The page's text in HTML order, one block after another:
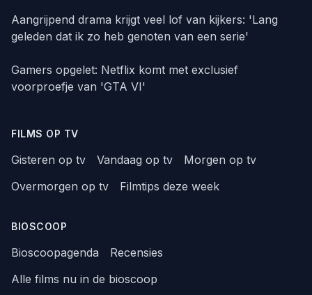
Aangrijpend drama krijgt veel lof van kijkers: 'Lang
geleden dat ik zo heb genoten van een serie'
Gamers opgelet: Netflix komt met exclusief
voorproefje van 'GTA VI'
FILMS OP TV
Gisteren op tv Vandaag op tv
Morgen op tv
Overmorgen op tv
Filmtips deze week
BIOSCOOP
Bioscoopagenda
Recensies
Alle films nu in de bioscoop